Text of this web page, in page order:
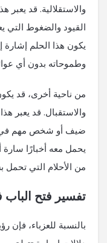
والاستقلالية. قد
القيود والضغوط التي
يكون هذا الحلم
وطموحاته بدون أي
من ناحية أخرى، قد
والاستقبال. قد يعبر
ضيف أو شخص مهم في
يحمل معه أخبارًا سارة
من الأحلام التي تحمل
تفسير فتح الباب
بالنسبة للعزباء، فإن